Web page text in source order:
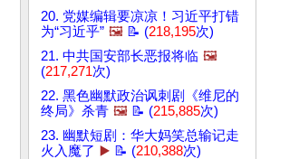
20. 党媒编辑要凉凉！习近平打错
为“习近乎” 🖼️ 📝 (218,195次)
21. 中共国安部长恶报将临 🖼️
(217,271次)
22. 黑色幽默政治讽刺剧《维尼的
终局》杀青 🖼️ 📝 (215,885次)
23. 幽默短剧：华大妈笑总输记走
火入魔了 ▶️ 📝 (210,388次)